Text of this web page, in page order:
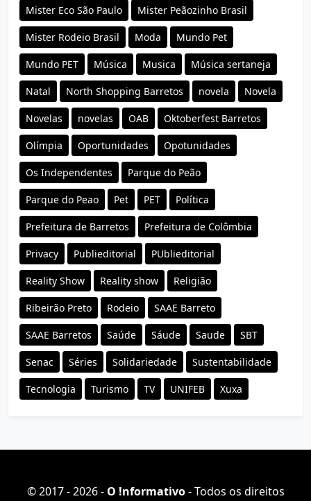
Mister Eco São Paulo Mister Peãozinho Brasil
Mister Rodeio Brasil Moda Mundo Pet
Mundo PET Música Musica Música sertaneja
Natal North Shopping Barretos novela Novela
Novelas novelas OAB Oktoberfest Barretos
Olímpia Oportunidades Opotunidades
Os Independentes Parque do Peão
Parque do Peao Pet PET Política
Prefeitura de Barretos Prefeitura de Colômbia
Privacy Publieditorial PUblieditorial
Reality Show Reality show Religião
Ribeirão Preto Rodeio SAAE Barreto
SAAE Barretos Saúde Sáude Saude SBT
Senac Séries Solidariedade Sustentabilidade
Tecnologia Turismo TV UNIFEB Xuxa
© 2017 - 2026 - O ǃnformativo- Todos os direitos